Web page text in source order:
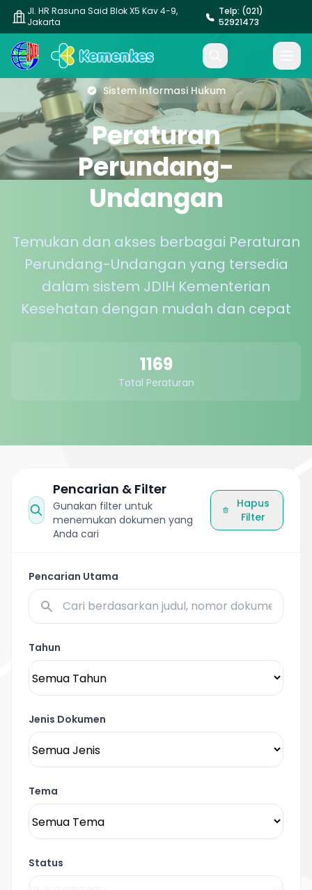
Jl. HR Rasuna Said Blok X5 Kav 4-9,
Jakarta
Telp: (021)
52921473
Sistem Informasi Hukum
Peraturan
Perundang-
Undangan
Temukan dan akses berbagai Peraturan
Perundang-Undangan yang tersedia
dalam sistem JDIH Kementerian
Kesehatan dengan mudah dan cepat
1169
Total Peraturan
Pencarian & Filter
Gunakan filter untuk
menemukan dokumen yang
Anda cari
Hapus
Filter
Pencarian Utama
Tahun
Jenis Dokumen
Tema
Status